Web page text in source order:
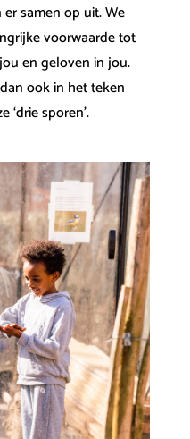
samen op uit. We
voorwaarde tot
en geloven in jou.
ook in het teken
sporen’.